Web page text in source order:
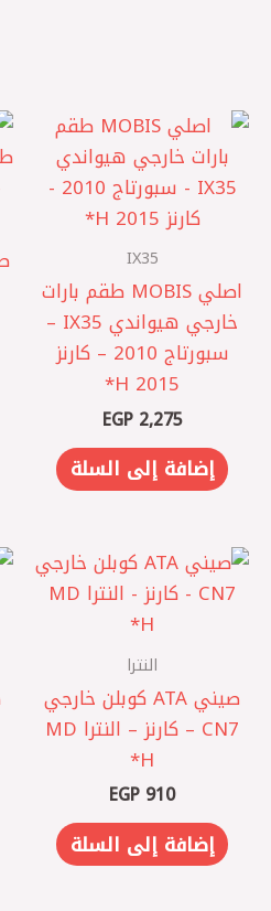
IX35
اصلي MOBIS طقم بارات
خارجي هيواندي IX35 –
سبورتاج 2010 – كارنز
2015 H*
EGP2,275
إضافة إلى السلة
النترا
صيني ATA كوبلن خارجي
CN7 – كارنز – النترا MD
H*
EGP 910
إضافة إلى السلة